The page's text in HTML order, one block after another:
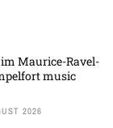
Maurice-Ravel-
music
2026